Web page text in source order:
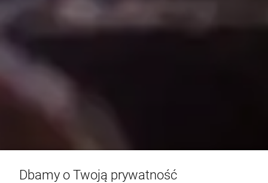
Dbamy o Twoją prywatność